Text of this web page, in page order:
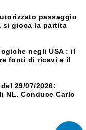
passaggio
si gioca la partita
negli USA : il
fonti di ricavi e il
29/07/2026:
NL. Conduce Carlo